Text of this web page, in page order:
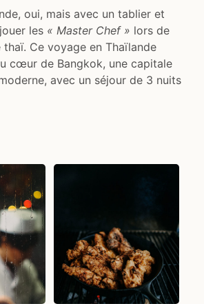
oui, mais avec un tablier et
les « Master Chef » lors de
Ce voyage en Thaïlande
cœur de Bangkok, une capitale
avec un séjour de 3 nuits